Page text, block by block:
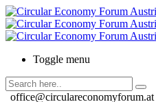
Toggle menu
office@circulareconomyforum.at